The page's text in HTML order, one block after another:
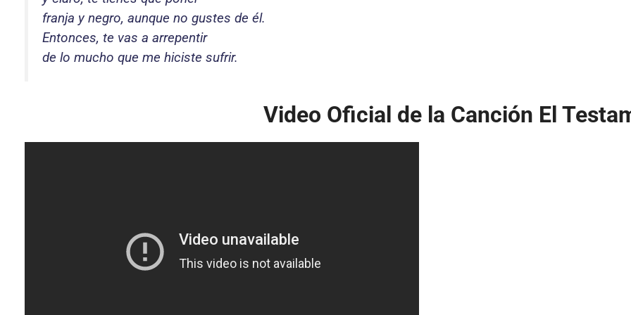
franja y negro, aunque no gustes de él.
Entonces, te vas a arrepentir
de lo mucho que me hiciste sufrir.
Video Oficial de la Canción El